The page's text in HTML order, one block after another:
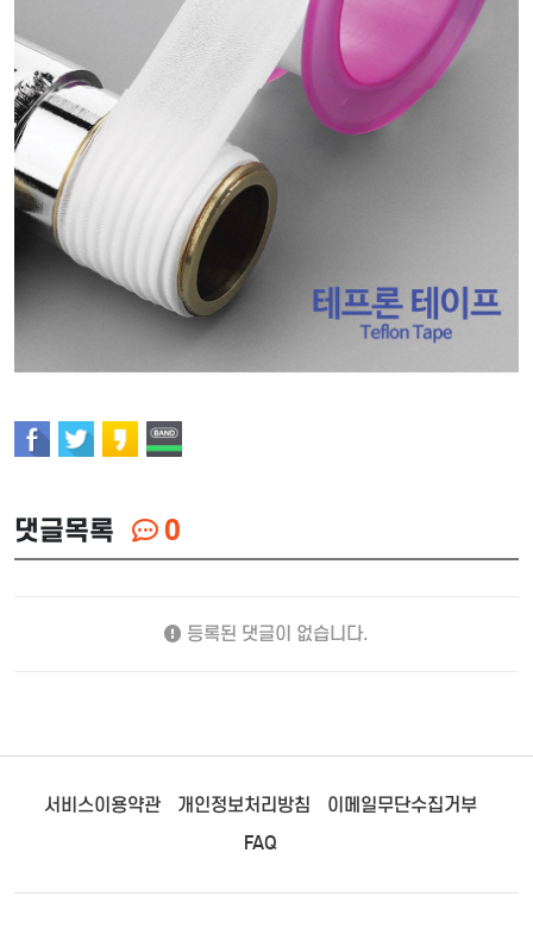
댓글목록 0
등록된 댓글이 없습니다.
서비스이용약관 개인정보처리방침
이메일무단수집거부
FAQ